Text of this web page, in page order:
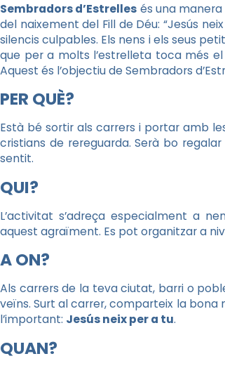
Sembradors d’Estrelles és una
del naixement del Fill de Déu: “Jesús
silencis culpables. Els nens i els seus
que per a molts l’estrelleta toca més
Aquest és l’objectiu de Sembradors
PER QUÈ?
Està bé sortir als carrers i portar amb
cristians de rereguarda. Serà bo
sentit.
QUI?
L’activitat s’adreça especialment a
aquest agraïment. Es pot organitzar a
A ON?
Als carrers de la teva ciutat, barri o
veïns. Surt al carrer, comparteix la bona
l’important: Jesús neix per a tu.
QUAN?